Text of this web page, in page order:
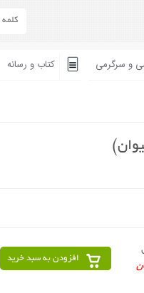
و سرگرمی کتاب و رسانه
افزودن به سبد خرید